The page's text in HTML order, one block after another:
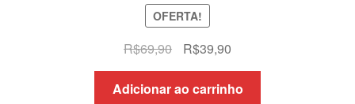
OFERTA!
R$69,90
O
preço
original
R$39,90O
preço
atual
Adicionar ao carrinho